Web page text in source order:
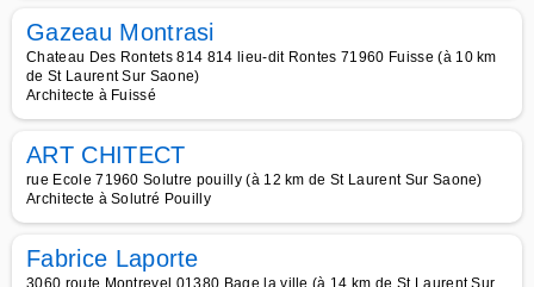
Gazeau Montrasi
Chateau Des Rontets 814 814 lieu-dit Rontes 71960 Fuisse (à 10 km
de St Laurent Sur Saone)
Architecte à Fuissé
ART CHITECT
rue Ecole 71960 Solutre pouilly (à 12 km de St Laurent Sur Saone)
Architecte à Solutré Pouilly
Fabrice Laporte
3060 route Montrevel 01380 Bage la ville (à 14 km de St Laurent Sur